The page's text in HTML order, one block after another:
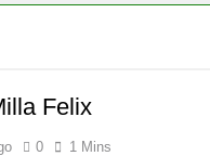
Felix
0 1 Mins